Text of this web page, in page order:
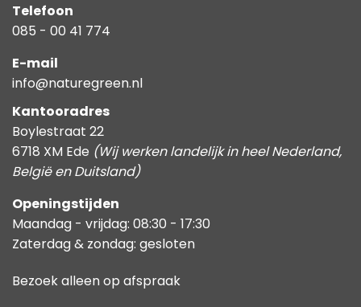
Telefoon
085 - 00 41 774
E-mail
info@naturegreen.nl
Kantooradres
Boylestraat 22
6718 XM Ede (Wij werken landelijk in heel Nederland,
België en Duitsland)
Openingstijden
Maandag - vrijdag: 08:30 - 17:30
Zaterdag & zondag: gesloten
Bezoek alleen op afspraak